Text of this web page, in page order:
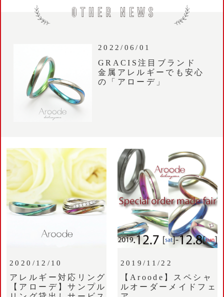
2022/06/01
GRACIS注目ブランド
金属アレルギーでも安心
の「アローデ」
2020/12/10
アレルギー対応リング
【アローデ】サンプル
2019/11/22
【Aroode】スペシャ
ルオーダーメイドフェ